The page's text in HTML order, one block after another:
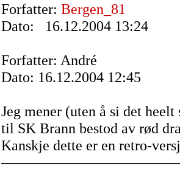
Forfatter: Bergen_81
Dato: 16.12.2004 13:24
Forfatter: André
Dato: 16.12.2004 12:45
Jeg mener (uten å si det
til SK Brann bestod av rød
Kanskje dette er en retro-